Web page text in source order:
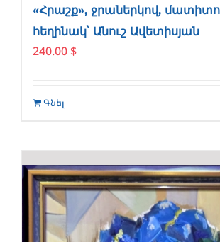
«Հրաշք», ջրաներկով,
հեղինակ՝ Անուշ Ավետիսյան
240.00 $
Գնել